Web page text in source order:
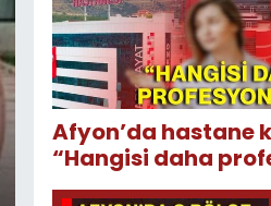
Afyon’da hastane
“Hangisi daha